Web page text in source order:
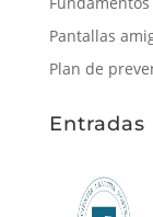
Pantallas
Plan de